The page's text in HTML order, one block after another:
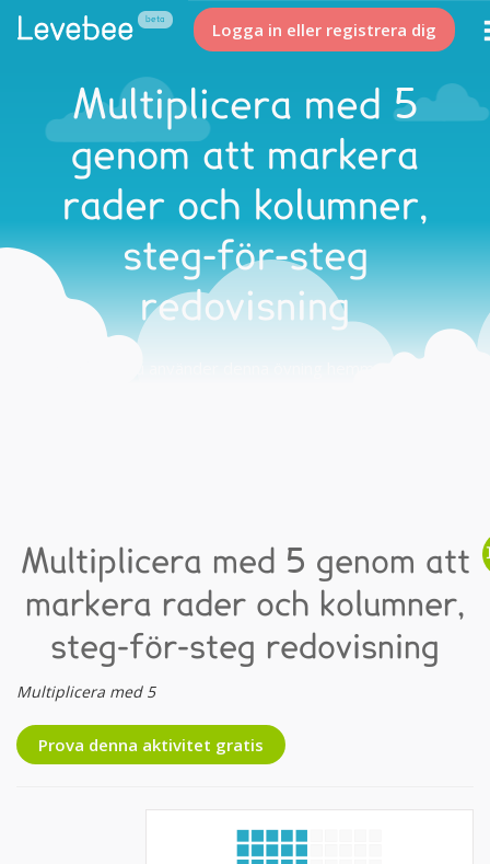
Logga in eller registrera dig
Multiplicera med 5
genom att markera
rader och kolumner,
steg-för-steg
redovisning
Multiplicera med 5 genom att
markera rader och kolumner,
steg-för-steg redovisning
Multiplicera med 5
Prova denna aktivitet gratis